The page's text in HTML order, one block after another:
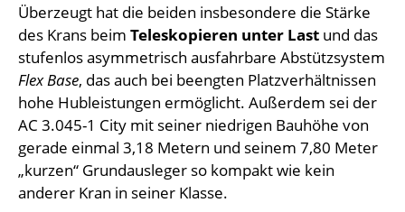
Überzeugt hat die beiden insbesondere die Stärke
des Krans beim Teleskopieren unter Last und das
stufenlos asymmetrisch ausfahrbare Abstützsystem
Flex Base, das auch bei beengten Platzverhältnissen
hohe Hubleistungen ermöglicht. Außerdem sei der
AC 3.045-1 City mit seiner niedrigen Bauhöhe von
gerade einmal 3,18 Metern und seinem 7,80 Meter
„kurzen“ Grundausleger so kompakt wie kein
anderer Kran in seiner Klasse.